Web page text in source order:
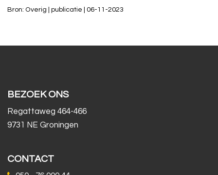
Bron: Overig | publicatie | 06-11-2023
BEZOEK ONS
Regattaweg 464-466
9731 NE Groningen
CONTACT